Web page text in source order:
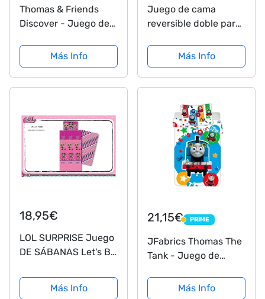
Thomas & Friends
Discover - Juego de
Más Info
Juego de cama
reversible doble para
Woodland Friends
Animales, azul marino
Más Info
18,95€
LOL SURPRISE Juego
DE SÁBANAS Let's BE
Más Info
21,15€ PRIME
PRIME
JFabrics Thomas The
Tank - Juego de
para cuna de bebé,
Más Info